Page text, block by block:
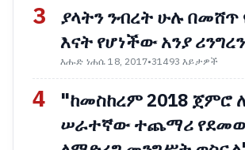
3
ያላትን ንብረት ሁሉ
እናት የሆነችው አንያ
እሑድ ነሐሴ 18, 2017•31493 እይታዎች
4
"ከመስከረም 2018 ጀምሮ
ሠራተኛው ተጨማሪ